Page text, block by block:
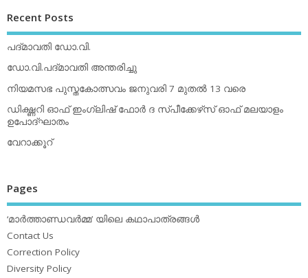
Recent Posts
പദ്മാവതി ഡോ.വി.
ഡോ.വി.പദ്മാവതി അന്തരിച്ചു
നിയമസഭ പുസ്തകോത്സവം ജനുവരി 7 മുതല്‍ 13 വരെ
ഡിക്ഷ്ണറി ഓഫ് ഇംഗ്ലിഷ് ഫോര്‍ ദ സ്പീക്കേഴ്‌സ് ഓഫ് മലയാളം
ഉപോദ്ഘാതം
വേറാക്കൂറ്
Pages
‘മാര്‍ത്താണ്ഡവര്‍മ്മ’ യിലെ കഥാപാത്രങ്ങള്‍
Contact Us
Correction Policy
Diversity Policy